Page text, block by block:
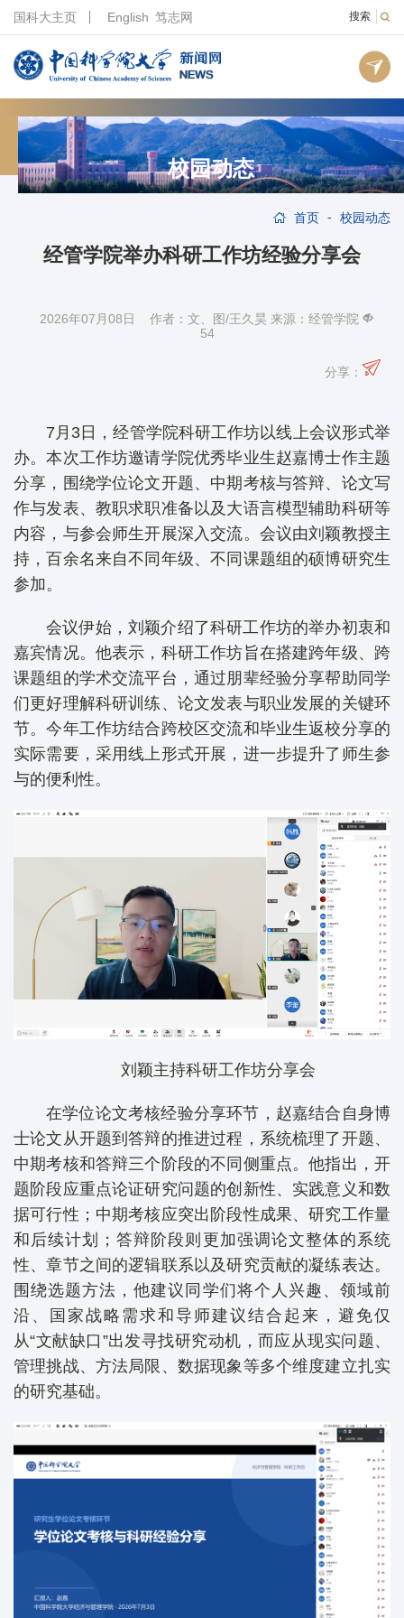
搜索
国科大主页 English 笃志网
校园动态
首页 - 校园动态
经管学院举办科研工作坊经验分享会
2026年07月08日 作者：文、图/王久昊 来源：经管学院
54
分享：
7月3日，经管学院科研工作坊以线上会议形式举
办。本次工作坊邀请学院优秀毕业生赵嘉博士作主题
分享，围绕学位论文开题、中期考核与答辩、论文写
作与发表、教职求职准备以及大语言模型辅助科研等
内容，与参会师生开展深入交流。会议由刘颖教授主
持，百余名来自不同年级、不同课题组的硕博研究生
参加。
会议伊始，刘颖介绍了科研工作坊的举办初衷和
嘉宾情况。他表示，科研工作坊旨在搭建跨年级、跨
课题组的学术交流平台，通过朋辈经验分享帮助同学
们更好理解科研训练、论文发表与职业发展的关键环
节。今年工作坊结合跨校区交流和毕业生返校分享的
实际需要，采用线上形式开展，进一步提升了师生参
与的便利性。
刘颖主持科研工作坊分享会
在学位论文考核经验分享环节，赵嘉结合自身博
士论文从开题到答辩的推进过程，系统梳理了开题、
中期考核和答辩三个阶段的不同侧重点。他指出，开
题阶段应重点论证研究问题的创新性、实践意义和数
据可行性；中期考核应突出阶段性成果、研究工作量
和后续计划；答辩阶段则更加强调论文整体的系统
性、章节之间的逻辑联系以及研究贡献的凝练表达。
围绕选题方法，他建议同学们将个人兴趣、领域前
沿、国家战略需求和导师建议结合起来，避免仅
从“文献缺口”出发寻找研究动机，而应从现实问题、
管理挑战、方法局限、数据现象等多个维度建立扎实
的研究基础。